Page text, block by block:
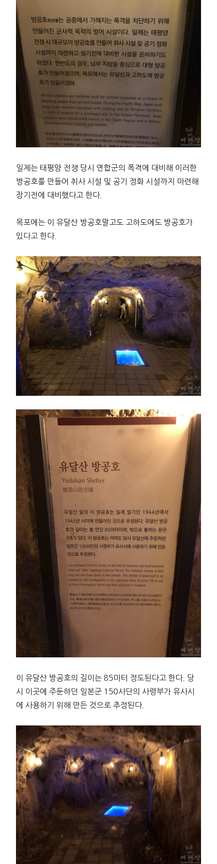
일제는 태평양 전쟁 당시 연합군의 폭격에 대비해 이러한
방공호를 만들어 취사 시설 및 공기 정화 시설까지 마련해
장기전에 대비했다고 한다.
목포에는 이 유달산 방공호말고도 고하도에도 방공호가
있다고 한다.
이 유달산 방공호의 길이는 85미터 정도된다고 한다. 당
시 이곳에 주둔하던 일본군 150사단의 사령부가 유사시
에 사용하기 위해 만든 것으로 추정된다.